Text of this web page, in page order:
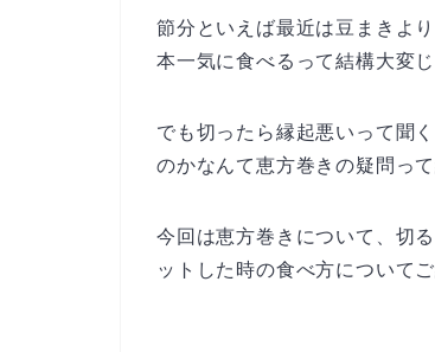
節分といえば最近は豆まきよ
本一気に食べるって結構大変
でも切ったら縁起悪いって聞
のかなんて恵方巻きの疑問っ
今回は恵方巻きについて、切
ットした時の食べ方について